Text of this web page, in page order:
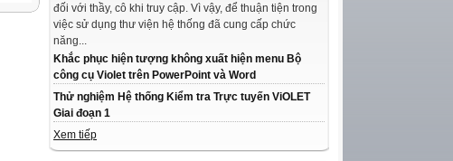
đối với thầy, cô khi truy cập. Vì vậy, để thuận tiện trong
việc sử dụng thư viện hệ thống đã cung cấp chức
năng...
Khắc phục hiện tượng không xuất hiện menu Bộ
công cụ Violet trên PowerPoint và Word
Thử nghiệm Hệ thống Kiểm tra Trực tuyến ViOLET
Giai đoạn 1
Xem tiếp